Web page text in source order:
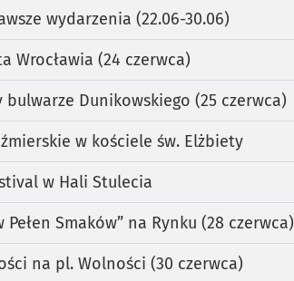
wydarzenia (22.06-30.06)
Wrocławia (24 czerwca)
Dunikowskiego (25 czerwca)
w kościele św. Elżbiety
w Hali Stulecia
Smaków” na Rynku (28 czerwca)
na pl. Wolności (30 czerwca)